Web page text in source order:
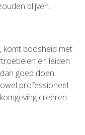
blijven.
komt boosheid met
en leiden
goed doen.
professioneel
creëren